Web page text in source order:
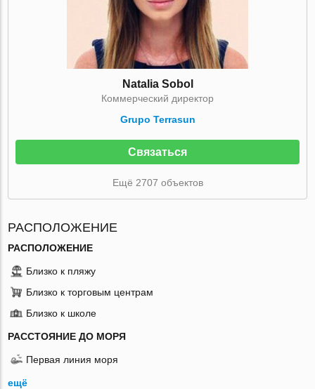
Natalia Sobol
Коммерческий директор
Grupo Terrasun
Связаться
Ещё 2707 объектов
РАСПОЛОЖЕНИЕ
РАСПОЛОЖЕНИЕ
Близко к пляжу
Близко к торговым центрам
Близко к школе
РАССТОЯНИЕ ДО МОРЯ
Первая линия моря
ещё